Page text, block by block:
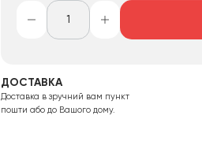
ДОСТАВКА
Доставка в зручний вам пункт
пошти або до Вашого дому.